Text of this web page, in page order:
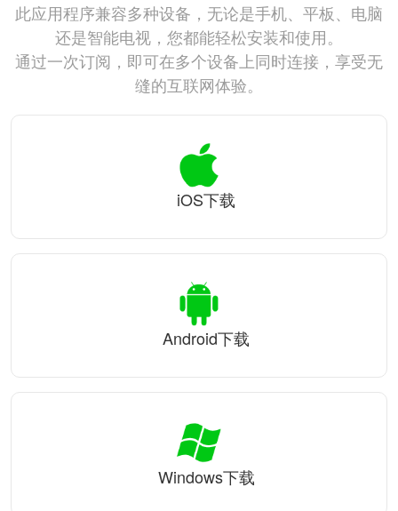
此应用程序兼容多种设备，无论是手机、平板、电脑
还是智能电视，您都能轻松安装和使用。
通过一次订阅，即可在多个设备上同时连接，享受无
缝的互联网体验。
iOS下载
Android下载
Windows下载